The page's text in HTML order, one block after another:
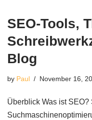
SEO-Tools,
Blog
by Paul November 16,
Überblick Was ist SEO?